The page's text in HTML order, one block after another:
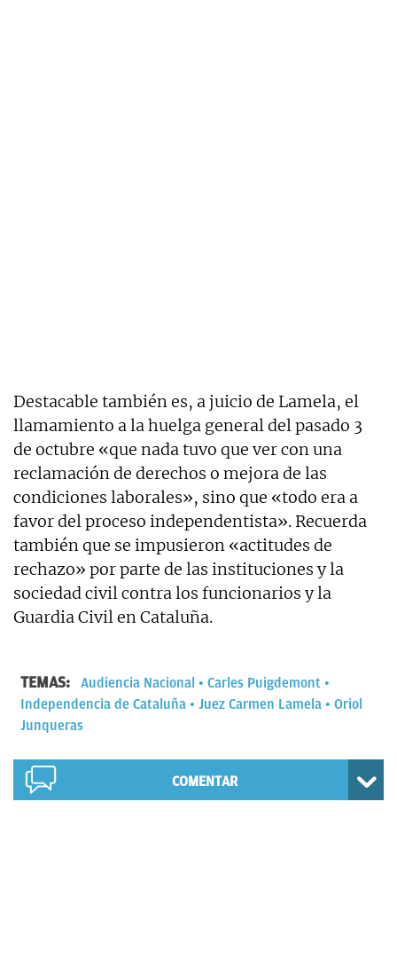
Destacable también es, a juicio de Lamela, el
llamamiento a la huelga general del pasado 3
de octubre «que nada tuvo que ver con una
reclamación de derechos o mejora de las
condiciones laborales», sino que «todo era a
favor del proceso independentista». Recuerda
también que se impusieron «actitudes de
rechazo» por parte de las instituciones y la
sociedad civil contra los funcionarios y la
Guardia Civil en Cataluña.
TEMAS: Audiencia Nacional
Carles Puigdemont
Independencia de Cataluña
Juez Carmen Lamela
Oriol
Junqueras
COMENTAR